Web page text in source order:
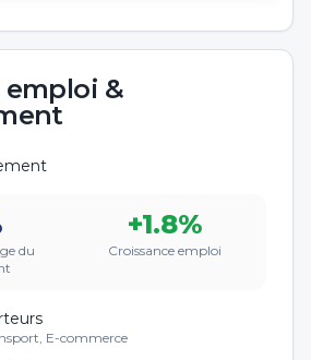
emploi &
du
+1.8%
Croissance emploi
E-commerce